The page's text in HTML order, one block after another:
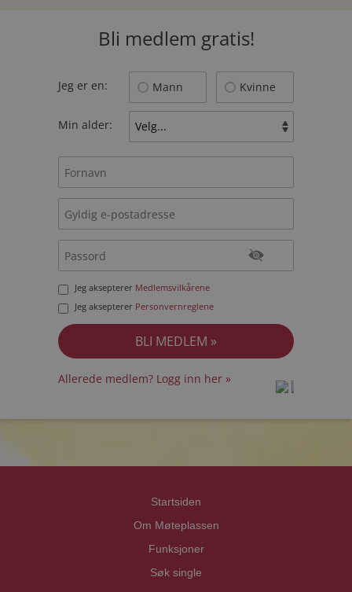
Bli medlem gratis!
Jeg er en: Mann Kvinne
Min alder:
Jeg aksepterer Medlemsvilkårene
Jeg aksepterer Personvernreglene
Allerede medlem? Logg inn her »
Startsiden
Om Møteplassen
Funksjoner
Søk single